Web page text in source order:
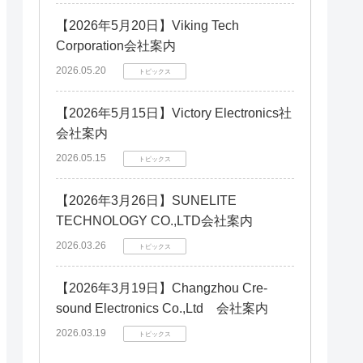
【2026年5月20日】Viking Tech
Corporation会社案内
2026.05.20 トピックス
【2026年5月15日】Victory Electronics社
会社案内
2026.05.15 トピックス
【2026年3月26日】SUNELITE
TECHNOLOGY CO.,LTD会社案内
2026.03.26 トピックス
【2026年3月19日】Changzhou Cre-
sound Electronics Co.,Ltd 会社案内
2026.03.19 トピックス